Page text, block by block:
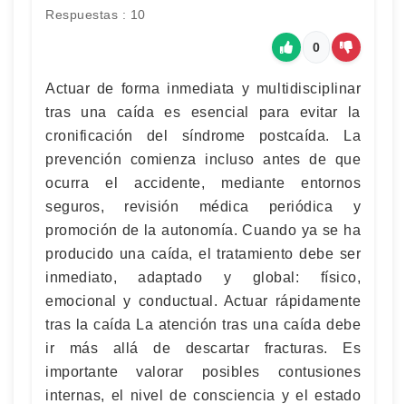
Respuestas : 10
0
Actuar de forma inmediata y multidisciplinar
tras una caída es esencial para evitar la
cronificación del síndrome postcaída. La
prevención comienza incluso antes de que
ocurra el accidente, mediante entornos
seguros, revisión médica periódica y
promoción de la autonomía. Cuando ya se ha
producido una caída, el tratamiento debe ser
inmediato, adaptado y global: físico,
emocional y conductual. Actuar rápidamente
tras la caída La atención tras una caída debe
ir más allá de descartar fracturas. Es
importante valorar posibles contusiones
internas, el nivel de consciencia y el estado